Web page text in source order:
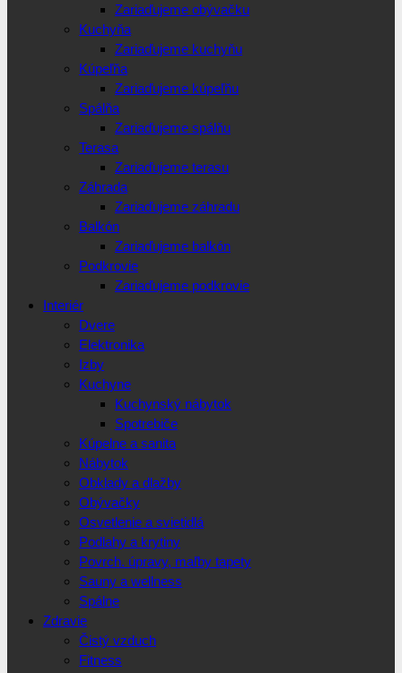
Zariaďujeme obývačku
Kuchyňa
Zariaďujeme kuchyňu
Kúpeľňa
Zariaďujeme kúpeľňu
Spálňa
Zariaďujeme spálňu
Terasa
Zariaďujeme terasu
Záhrada
Zariaďujeme záhradu
Balkón
Zariaďujeme balkón
Podkrovie
Zariaďujeme podkrovie
Interiér
Dvere
Elektronika
Izby
Kuchyne
Kuchynský nábytok
Spotrebiče
Kúpelne a sanita
Nábytok
Obklady a dlažby
Obývačky
Osvetlenie a svietidlá
Podlahy a krytiny
Povrch. úpravy, maľby tapety
Sauny a wellness
Spálne
Zdravie
Čistý vzduch
Fitness